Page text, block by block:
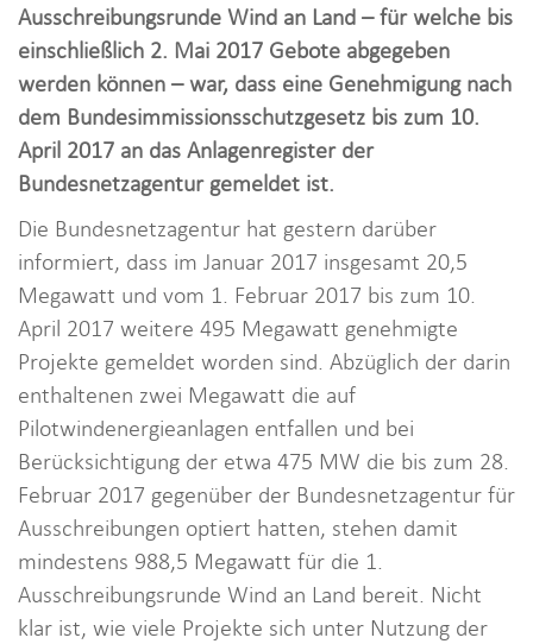
a
i
Ausschreibungsrunde Wind an Land – für welche bis
einschließlich 2. Mai 2017 Gebote abgegeben
werden können – war, dass eine Genehmigung nach
dem Bundesimmissionsschutzgesetz bis zum 10.
April 2017 an das Anlagenregister der
Bundesnetzagentur gemeldet ist.
Die Bundesnetzagentur hat gestern darüber
informiert, dass im Januar 2017 insgesamt 20,5
Megawatt und vom 1. Februar 2017 bis zum 10.
April 2017 weitere 495 Megawatt genehmigte
Projekte gemeldet worden sind. Abzüglich der darin
enthaltenen zwei Megawatt die auf
Pilotwindenergieanlagen entfallen und bei
Berücksichtigung der etwa 475 MW die bis zum 28.
Februar 2017 gegenüber der Bundesnetzagentur für
Ausschreibungen optiert hatten, stehen damit
mindestens 988,5 Megawatt für die 1.
Ausschreibungsrunde Wind an Land bereit. Nicht
klar ist, wie viele Projekte sich unter Nutzung der